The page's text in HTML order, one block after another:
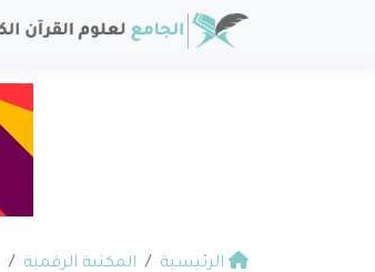
الرئيسية المكتبة الرقمية